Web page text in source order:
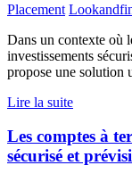
Placement
Dans un contexte où
investissements
propose une solution
Lire la suite
Les comptes à
sécurisé et